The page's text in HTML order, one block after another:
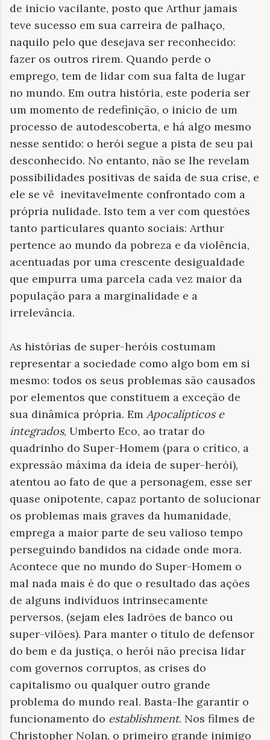
de início vacilante, posto que Arthur jamais
teve sucesso em sua carreira de palhaço,
naquilo pelo que desejava ser reconhecido:
fazer os outros rirem. Quando perde o
emprego, tem de lidar com sua falta de lugar
no mundo. Em outra história, este poderia ser
um momento de redefinição, o início de um
processo de autodescoberta, e há algo mesmo
nesse sentido: o herói segue a pista de seu pai
desconhecido. No entanto, não se lhe revelam
possibilidades positivas de saída de sua crise, e
ele se vê inevitavelmente confrontado com a
própria nulidade. Isto tem a ver com questões
tanto particulares quanto sociais: Arthur
pertence ao mundo da pobreza e da violência,
acentuadas por uma crescente desigualdade
que empurra uma parcela cada vez maior da
população para a marginalidade e a
irrelevância.
As histórias de super-heróis costumam
representar a sociedade como algo bom em si
mesmo: todos os seus problemas são causados
por elementos que constituem a exceção de
sua dinâmica própria. Em Apocalípticos e
integrados, Umberto Eco, ao tratar do
quadrinho do Super-Homem (para o crítico, a
expressão máxima da ideia de super-herói),
atentou ao fato de que a personagem, esse ser
quase onipotente, capaz portanto de solucionar
os problemas mais graves da humanidade,
emprega a maior parte de seu valioso tempo
perseguindo bandidos na cidade onde mora.
Acontece que no mundo do Super-Homem o
mal nada mais é do que o resultado das ações
de alguns indivíduos intrinsecamente
perversos, (sejam eles ladrões de banco ou
super-vilões). Para manter o título de defensor
do bem e da justiça, o herói não precisa lidar
com governos corruptos, as crises do
capitalismo ou qualquer outro grande
problema do mundo real. Basta-lhe garantir o
funcionamento do establishment. Nos filmes de
Christopher Nolan, o primeiro grande inimigo